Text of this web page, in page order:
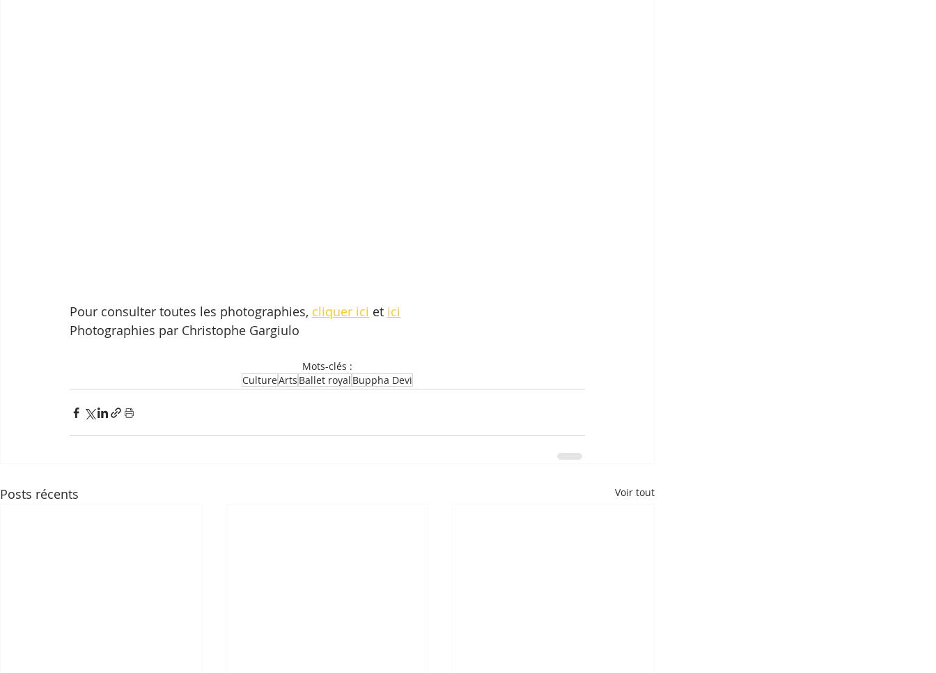
Pour consulter toutes les photographies, cliquer ici et ici
Photographies par Christophe Gargiulo
Mots-clés :
CultureArts Ballet royal Buppha Devi
Posts récents Voir tout